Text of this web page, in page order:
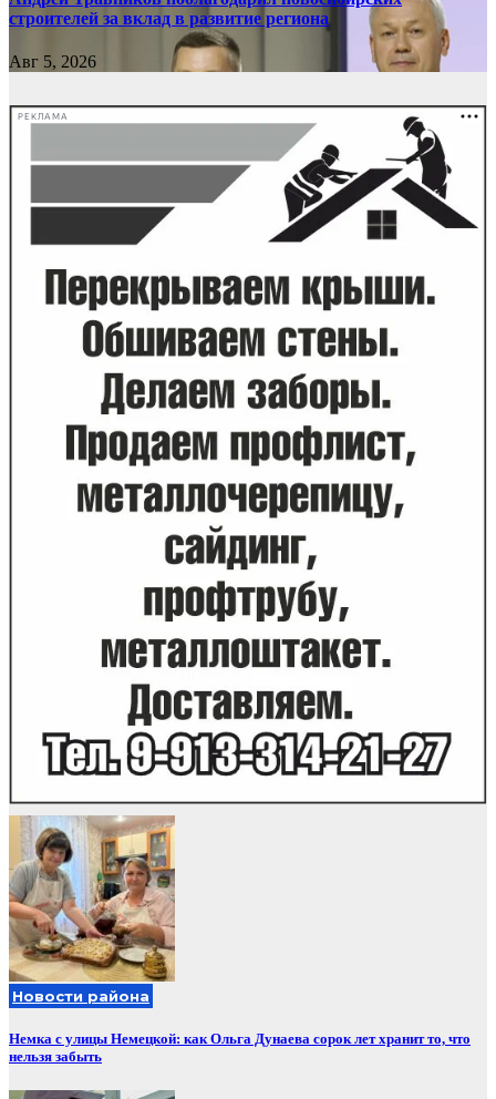
строителей за вклад в развитие региона
Авг 5, 2026
РЕКЛАМА
Новости района
Немка с улицы Немецкой: как Ольга Дунаева сорок лет хранит то, что
нельзя забыть